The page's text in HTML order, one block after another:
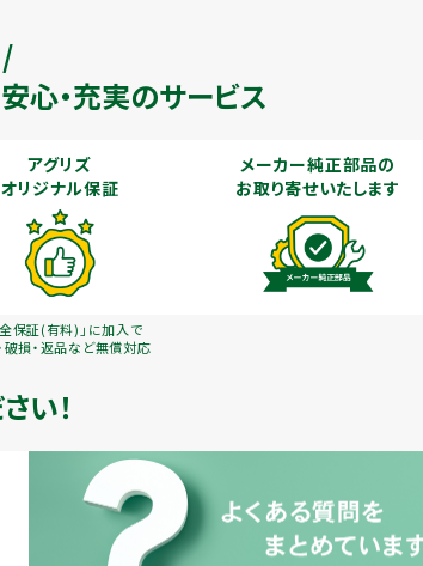
心・充実のサービス
アグリズ
オリジナル保証
全保証(有料)」に加入で
破損・返品など無償対応
メーカー純正部品の
お取り寄せいたします
い！